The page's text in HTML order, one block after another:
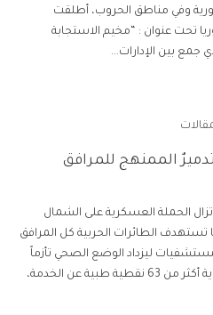
وفي مناطق الحروب، أطلقت
تحت عنوان : “مخيم الاستجابة
جمع بين الإدارات...
الممنهج للمرافق
الحملة العسكرية على الشمال
الطائرات الحربية كل المرافق
ليزداد الوضع الصحي تأزماً
في ادلب، بينما أخرجت الغارات الجوية أكثر من 63 نقطية طبية عن الخدمة،